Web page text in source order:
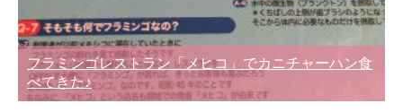
フラミンゴレストラン「メヒコ」でカニチャーハン食
べてきた♪